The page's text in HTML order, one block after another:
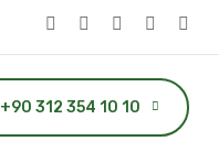
+90 312 354 10 10